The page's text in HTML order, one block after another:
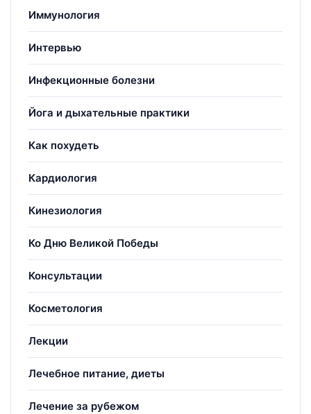
Иммунология
Интервью
Инфекционные болезни
Йога и дыхательные практики
Как похудеть
Кардиология
Кинезиология
Ко Дню Великой Победы
Консультации
Косметология
Лекции
Лечебное питание, диеты
Лечение за рубежом